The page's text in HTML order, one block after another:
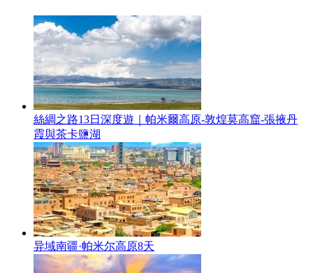
絲綢之路13日深度遊｜帕米爾高原-敦煌莫高窟-張掖丹
霞與茶卡鹽湖
异域南疆·帕米尔高原8天